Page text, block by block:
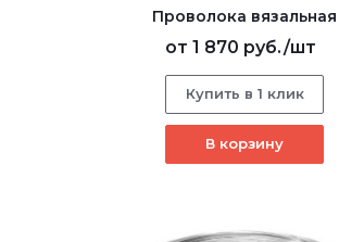
Проволока вязальная
от 1 870 руб./шт
Купить в 1 клик
В корзину